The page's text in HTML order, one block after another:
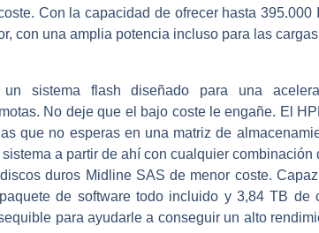
Con la capacidad de ofrecer hasta
con una amplia potencia incluso para las
sistema flash diseñado para una
No deje que el bajo coste le engañe. El
que no esperas en una matriz de
a partir de ahí con cualquier
duros Midline SAS de menor coste.
de software todo incluido y 3,84 TB de
para ayudarle a conseguir un alto